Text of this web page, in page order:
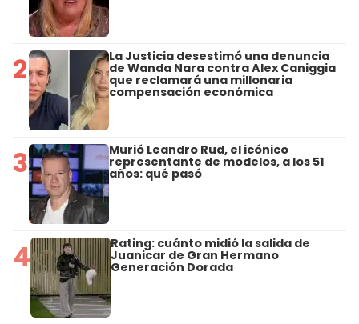
2 La Justicia desestimó una denuncia
de Wanda Nara contra Alex Caniggia
que reclamará una millonaria
compensación económica
3 Murió Leandro Rud, el icónico
representante de modelos, a los 51
años: qué pasó
4 Rating: cuánto midió la salida de
Juanicar de Gran Hermano
Generación Dorada